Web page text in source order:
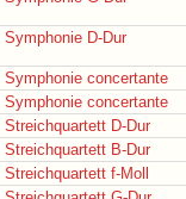
Symphonie D-Dur
Symphonie concertante
Symphonie concertante
Streichquartett D-Dur
Streichquartett B-Dur
Streichquartett f-Moll